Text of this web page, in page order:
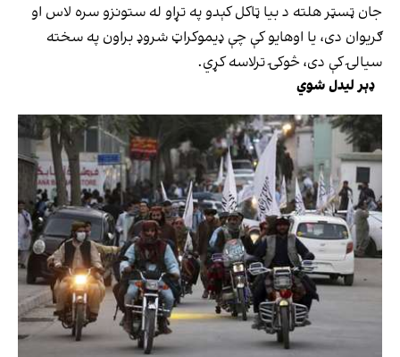
جان ټسټر هلته د بیا ټاکل کېدو په تړاو له ستونزو سره لاس او
ګریوان دی، یا اوهایو کې چې ډیموکراټ شروډ براون په سخته
سیالۍ کې دی، څوکۍ ترلاسه کړي.
ډېر لیدل شوي